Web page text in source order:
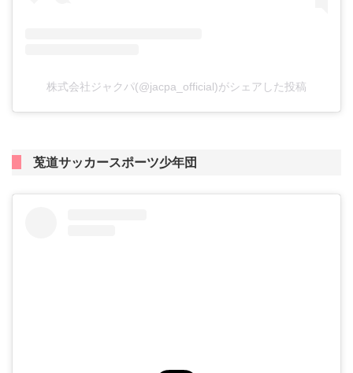
株式会社ジャクパ(@jacpa_official)がシェアした投稿
莵道サッカースポーツ少年団